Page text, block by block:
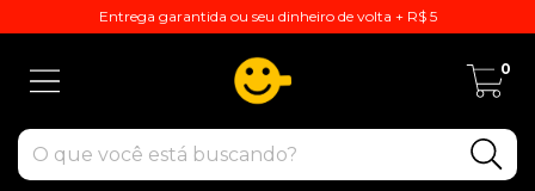
Entrega garantida ou seu dinheiro de volta + R$ 5
0